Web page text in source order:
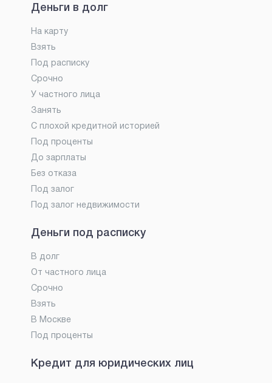
Деньги в долг
На карту
Взять
Под расписку
Срочно
У частного лица
Занять
С плохой кредитной историей
Под проценты
До зарплаты
Без отказа
Под залог
Под залог недвижимости
Деньги под расписку
В долг
От частного лица
Срочно
Взять
В Москве
Под проценты
Кредит для юридических лиц